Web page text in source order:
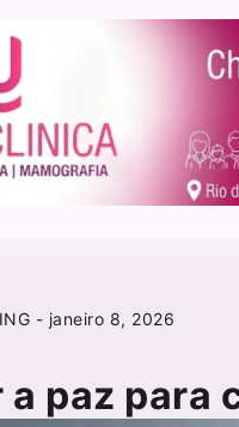
- janeiro 8, 2026
a paz para